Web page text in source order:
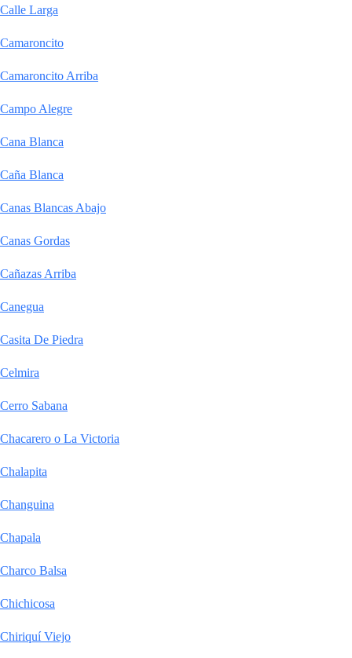
Calle Larga
Camaroncito
Camaroncito Arriba
Campo Alegre
Cana Blanca
Caña Blanca
Canas Blancas Abajo
Canas Gordas
Cañazas Arriba
Canegua
Casita De Piedra
Celmira
Cerro Sabana
Chacarero o La Victoria
Chalapita
Changuina
Chapala
Charco Balsa
Chichicosa
Chiriquí Viejo